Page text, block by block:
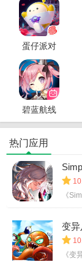
蛋仔派对
官服
碧蓝航线
正版
热门应用
《
变异
《变